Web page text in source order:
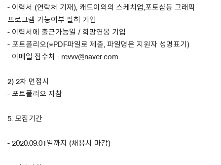
- 이력서 (연락처 기재), 캐드이외의 스케치업,포토샵등 그래픽
프로그램 가능여부 필히 기입
- 이력서에 출근가능일 / 희망연봉 기입
- 포트폴리오(※PDF파일로 제출, 파일명은 지원자 성명표기)
- 이메일 접수처 : revvv@naver.com
2) 2차 면접시
- 포트폴리오 지참
5. 모집기간
- 2020.09.01일까지 (채용시 마감)